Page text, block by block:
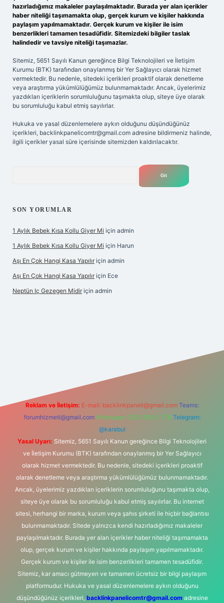
hazırladığımız makaleler paylaşılmaktadır. Burada yer alan içerikler
haber niteliği taşımamakta olup, gerçek kurum ve kişiler hakkında
paylaşım yapılmamaktadır. Gerçek kurum ve kişiler ile isim
benzerlikleri tamamen tesadüfidir. Sitemizdeki bilgiler taslak
halindedir ve tavsiye niteliği taşımazlar.
Sitemiz, 5651 Sayılı Kanun gereğince Bilgi Teknolojileri ve İletişim
Kurumu (BTK) tarafından onaylanmış bir Yer Sağlayıcı olarak hizmet
vermektedir. Bu nedenle, sitedeki içerikleri proaktif olarak denetleme
veya araştırma yükümlülüğümüz bulunmamaktadır. Ancak, üyelerimiz
yazdıkları içeriklerin sorumluluğunu taşımakta olup, siteye üye olarak
bu sorumluluğu kabul etmiş sayılırlar.
Hukuka ve yasal düzenlemelere aykırı olduğunu düşündüğünüz
içerikleri, backlinkpanelicomtr@gmail.com adresine bildirmeniz halinde,
ilgili içerikler yasal süre içerisinde sitemizden kaldırılacaktır.
SON YORUMLAR
1 Aylık Bebek Kısa Kollu Giyer Mi için admin
1 Aylık Bebek Kısa Kollu Giyer Mi için Harun
Aşı En Çok Hangi Kasa Yapılır için admin
Aşı En Çok Hangi Kasa Yapılır için Ece
Neptün Iç Gezegen Midir için admin
Reklam ve İletişim: E-mail: backlinkpaneli@gmail.com Teams:
forumhizmeti@gmail.com Whatsapp: 0262 606 0 726 Telegram:
@karabul
Yasal Uyarı: Sitemiz, 5651 Sayılı Kanun gereğince Bilgi Teknolojileri
ve İletişim Kurumu (BTK) tarafından onaylanmış bir Yer Sağlayıcı
olarak hizmet vermektedir. Bu nedenle, sitedeki içerikleri proaktif
olarak denetleme veya araştırma yükümlülüğümüz bulunmamaktadır.
Ancak, üyelerimiz yazdıkları içeriklerin sorumluluğunu taşımakta olup,
siteye üye olarak bu sorumluluğu kabul etmiş sayılırlar. Bu internet
sitesi, herhangi bir marka, kurum veya şahıs şirketi ile hiçbir bağlantısı
bulunmamaktadır. Sitede yalnızca kendi hazırladığımız makaleler
paylaşılmaktadır. Burada yer alan içerikler haber niteliği taşımamakta
olup, gerçek kurum ve kişiler hakkında paylaşım yapılmamaktadır.
Gerçek kurum ve kişiler ile isim benzerlikleri tamamen tesadüfidir.
Sitemiz, kar amacı gütmeyen ve tamamen ücretsiz bir bilgi paylaşım
platformudur. Hukuka ve yasal düzenlemelere aykırı olduğunu
düşündüğünüz içerikleri, backlinkpanelicomtr@gmail.comadresine